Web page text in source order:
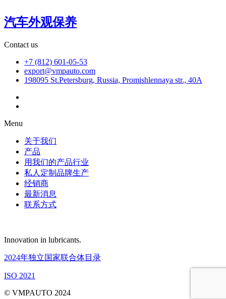
汽车外观保养
Contact us
+7 (812) 601-05-53
export@vmpauto.com
198095 St.Petersburg, Russia, Promishlennaya str., 40A
Menu
关于我们
产品
用我们的产品行业
私人定制品牌生产
经销商
最新消息
联系方式
Innovation in lubricants.
2024年独立国家联合体目录
ISO 2021
© VMPAUTO 2024